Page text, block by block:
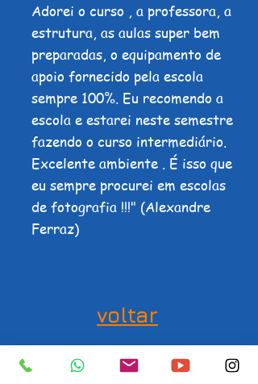
Adorei o curso , a professora, a
estrutura, as aulas super bem
preparadas, o equipamento de
apoio fornecido pela escola
sempre 100%. Eu recomendo a
escola e estarei neste semestre
fazendo o curso intermediário.
Excelente ambiente . É isso que
eu sempre procurei em escolas
de fotografia !!!" (Alexandre
Ferraz)
voltar